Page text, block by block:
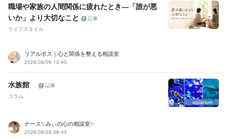
美容室勤務 2000年3月 ~ 現在
店長就任 2000年3月 ~ 2005年2月
ヨーロッパ留学
美容室2店舗目出店 2010年11月 ~ 現在
執筆活動 2022年9月 ~ 2022年10月 2022年12月 ~ 2023年2月
心理カウンセラー
受賞歴
職場や家族の人間関係に疲れたとき―「誰が悪
いか」より大切なこと
記事
ライフスタイル
リアルボス｜心と関係を整える相談室
2026/08/06 10:40
水族館
記事
コラム
ナース✨みぃの心の相談室✨
2026/08/05 08:43